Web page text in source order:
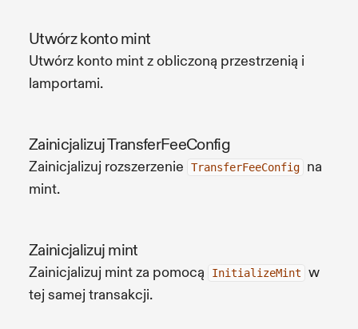
Utwórz konto mint
Utwórz konto mint z obliczoną przestrzenią i
lamportami.
Zainicjalizuj TransferFeeConfig
Zainicjalizuj rozszerzenie TransferFeeConfig
na
mint.
Zainicjalizuj mint
Zainicjalizuj mint za pomocą InitializeMint
w
tej samej transakcji.